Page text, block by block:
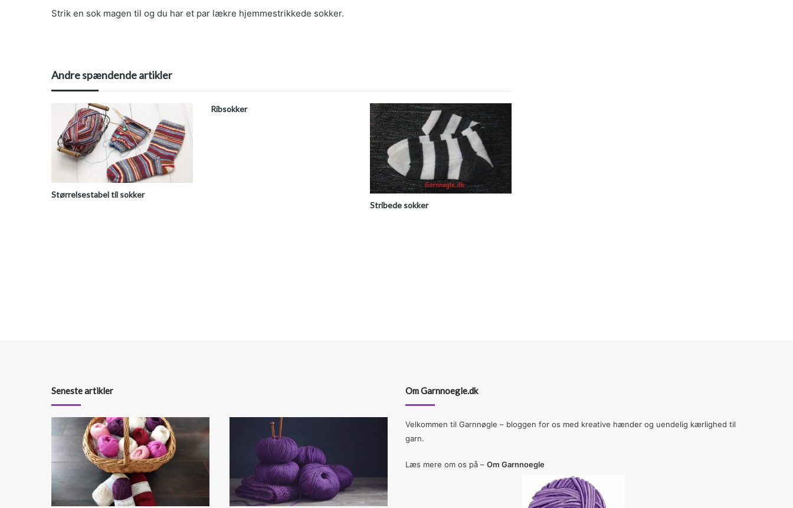
Strik en sok magen til og du har et par lækre hjemmestrikkede sokker.
Andre spændende artikler
Størrelsestabel til sokker
Ribsokker
Stribede sokker
Seneste artikler Om Garnnoegle.dk
Velkommen til Garnnøgle – bloggen for os med kreative hænder og uendelig kærlighed til
garn.
Læs mere om os på – Om Garnnoegle